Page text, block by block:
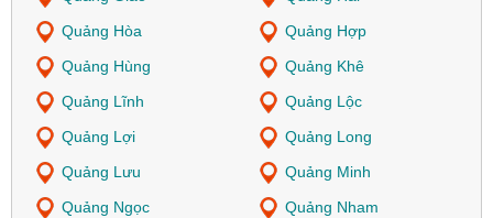
Quảng Hòa
Quảng Hợp
Quảng Hùng
Quảng Khê
Quảng Lĩnh
Quảng Lộc
Quảng Lợi
Quảng Long
Quảng Lưu
Quảng Minh
Quảng Ngọc
Quảng Nham